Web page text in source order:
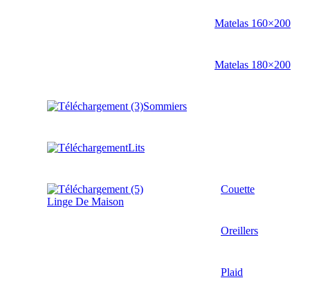
Matelas 160×200
Matelas 180×200
Sommiers
Lits
Linge De Maison
Couette
Oreillers
Plaid